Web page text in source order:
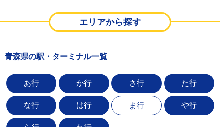
エリアから探す
青森県の駅・ターミナル一覧
あ行 か行 さ行 た行
な行 は行 ま行 や行